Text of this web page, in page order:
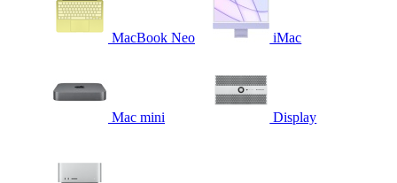
MacBook Neo iMac
Mac mini Display